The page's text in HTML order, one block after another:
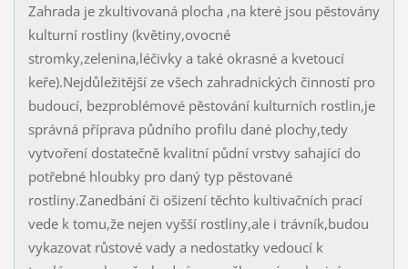
Zahrada je zkultivovaná plocha ,na které jsou pěstovány
kulturní rostliny (květiny,ovocné
stromky,zelenina,léčivky a také okrasné a kvetoucí
keře).Nejdůležitější ze všech zahradnických činností pro
budoucí, bezproblémové pěstování kulturních rostlin,je
správná příprava půdního profilu dané plochy,tedy
vytvoření dostatečně kvalitní půdní vrstvy sahající do
potřebné hloubky pro daný typ pěstované
rostliny.Zanedbání či ošizení těchto kultivačních prací
vede k tomu,že nejen vyšší rostliny,ale i trávník,budou
vykazovat růstové vady a nedostatky vedoucí k